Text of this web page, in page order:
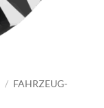
/ FAHRZEUG-